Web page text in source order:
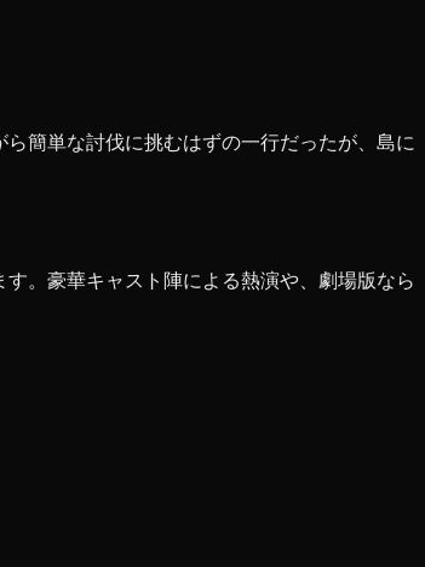
簡単な討伐に挑むはずの一行だったが、島に
。豪華キャスト陣による熱演や、劇場版なら